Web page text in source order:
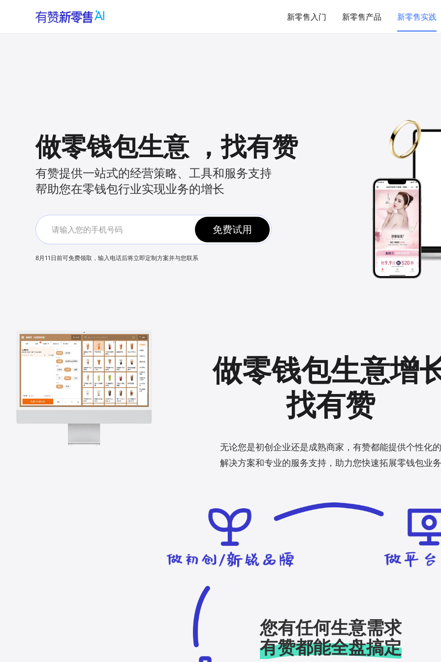
新零售入门 新零售产品 新零售实践
做零钱包生意 ，找有赞
有赞提供一站式的经营策略、工具和服务支持
帮助您在零钱包行业实现业务的增长
免费试用
8月11日前可免费领取，输入电话后将立即定制方案并与您联系
做零钱包生意增
找有赞
无论您是初创企业还是成熟商家，有赞都能提供个性化的
解决方案和专业的服务支持，助力您快速拓展零钱包业务
您有任何生意需求
有赞都能全盘搞定